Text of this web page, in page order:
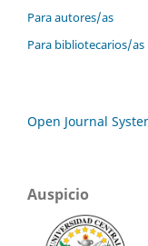
Para autores/as
Para bibliotecarios/as
Open Journal
Auspicio